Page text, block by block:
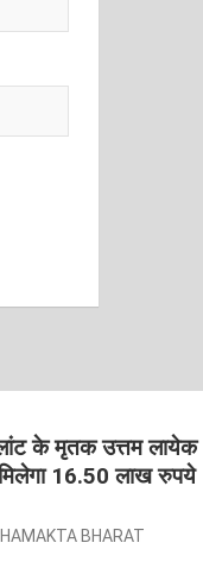
के मृतक उत्तम लायेक
16.50 लाख रुपये
BHARAT